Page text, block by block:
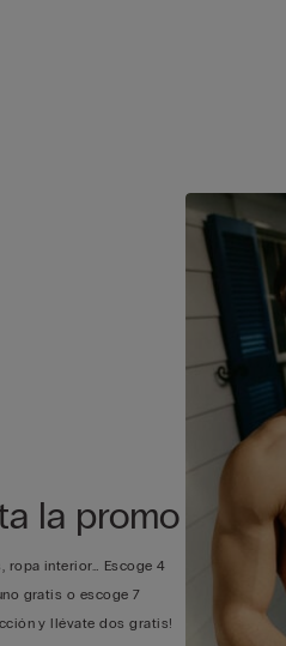
la promo
ropa interior… Escoge 4
gratis o escoge 7
y llévate dos gratis!